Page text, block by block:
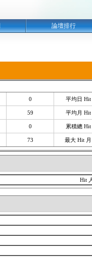
論壇排行
0 平均日 Hit
59 平均月 Hit
0 累積總 Hit
73 最大 Hit 月
Hit